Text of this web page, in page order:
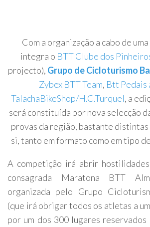
Com a organização a cabo de
integra o BTT Clube dos
projecto), Grupo de Cicloturismo
Zybex BTT Team, Btt Pedais
TalachaBikeShop/H.C.Turquel, a
será constituída por nova selecção
provas da região, bastante
si, tanto em formato como em tipo
A competição irá abrir
consagrada Maratona BTT
organizada pelo Grupo
(que irá obrigar todos os atletas a
por um dos 300 lugares reservados